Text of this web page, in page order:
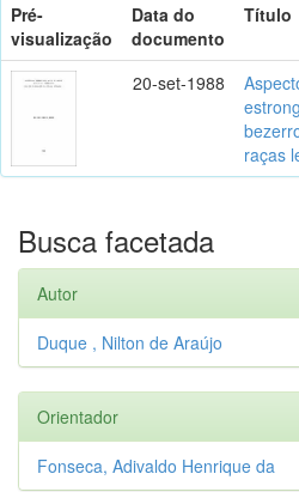
Pré-
visualização
Data do
documento
Título
20-set-1988
raças
Busca facetada
Autor
Duque , Nilton de Araújo
Orientador
Fonseca, Adivaldo Henrique da